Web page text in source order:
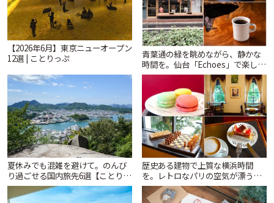
【2026年6月】東京ニューオープン
12選 | ことりっぷ
青葉通の緑を眺めながら、静かな
時間を。仙台「Echoes」で楽しむ
モーニングとランチ | ことりっぷ
夏休みでも混雑を避けて。のんび
り過ごせる国内旅先6選【ことりっ
ぷ編集部おすすめ】 | ことりっぷ
歴史ある建物で上質な横浜時間
を。レトロなパリの空気が漂う
「カフェ ドゥ ラ プレス」 | ことり
っぷ